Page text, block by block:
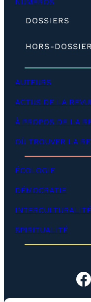
DOSSIERS
v
l
e
)
HORS-
AUTEURS
ACTUS DE LA
À PROPOS DE LA
OÙ TROUVER LA
ÉCOLOGIE
DÉMOCRATIE
INTERCULTURALITÉ
SPIRITUALITÉ
Facebook